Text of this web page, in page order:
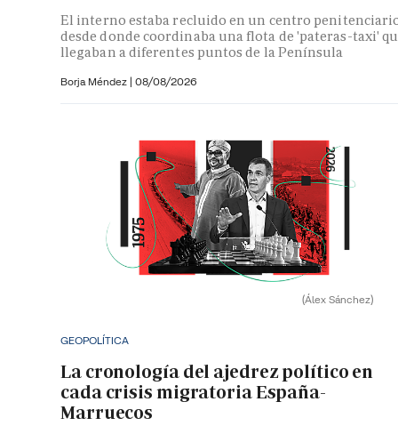
El interno estaba recluido en un centro
desde donde coordinaba una flota de 'pateras-taxi'
llegaban a diferentes puntos de la Península
Borja Méndez | 08/08/2026
(Álex Sánchez)
GEOPOLÍTICA
La cronología del ajedrez político en
cada crisis migratoria España-
Marruecos